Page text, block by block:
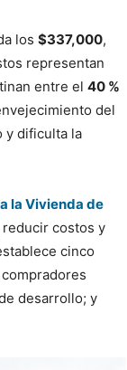
los $337,000,
representan
entre el 40 %
del
y dificulta la
la Vivienda de
reducir costos y
cinco
desarrollo; y